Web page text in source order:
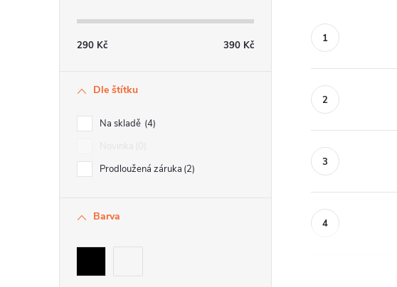
290 Kč 390 Kč
Dle štítku
Na skladě 4
Prodloužená záruka 2
Barva